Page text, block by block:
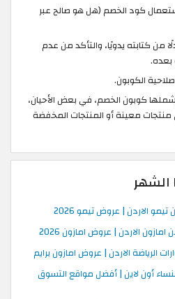
كود الخصم (هل هو صالح عبر
من كتابته يدويًا، والتأكد من عدم
بعده.
صلاحية الكوبون.
كوبون الخصم، في بعض الأحيان،
معينة أو المنتجات المخفضة
الشهر
الاردن | عروض امازون 2026
الاردن | عروض امازون برايم
أون لاين | أفضل مواقع التسوق